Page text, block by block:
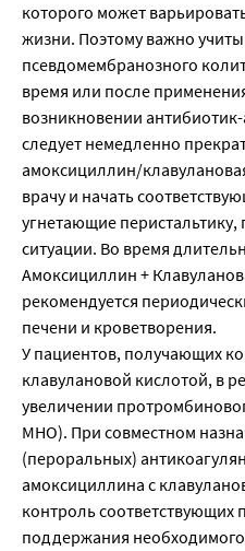
которого может
жизни. Поэтому важно
псевдомембранозного
время или после
возникновении
следует немедленно
амоксициллин/
врачу и начать
угнетающие
ситуации. Во время
Aмоксициллин +
рекомендуется
печени и кроветворения.
У пациентов, получающих
клавулановой кислотой, в
увеличении
МНО). При совместном
(пероральных)
амоксициллина с
контроль соответствующих
поддержания